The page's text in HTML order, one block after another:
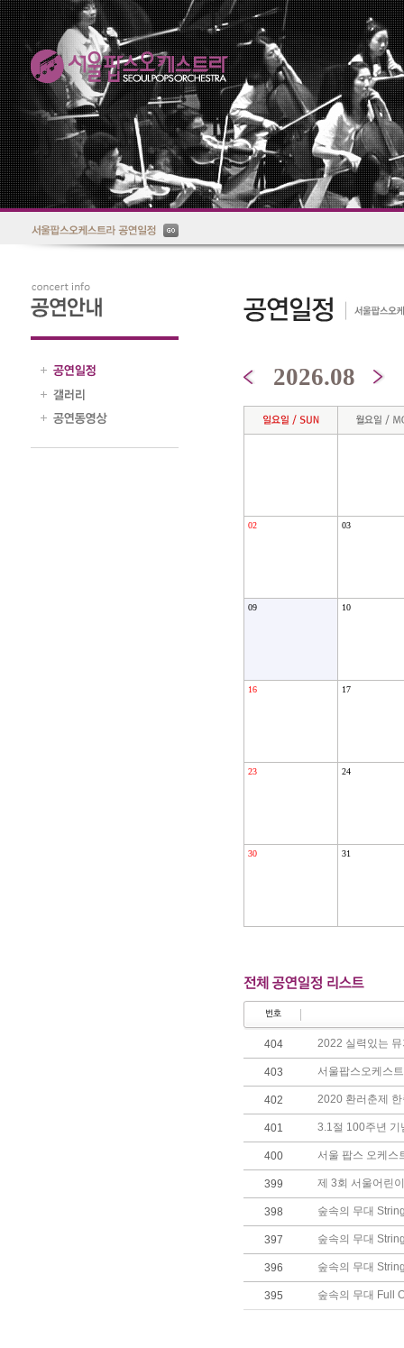
2026.08
02 03
09 10
16 17
23 24
30 31
404 2022 실력있는
403 서울팝스오케스
402 2020 환러춘제
401 3.1절 100주년 기
400 서울 팝스 오케스
399 제 3회 서울어린
398 숲속의 무대
397 숲속의 무대
396 숲속의 무대
395 숲속의 무대 Full